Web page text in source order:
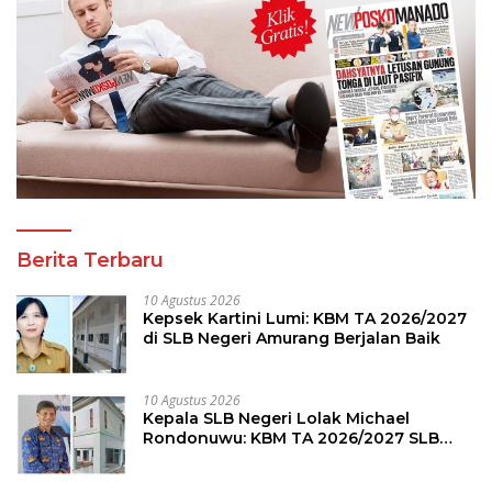
Berita Terbaru
10 Agustus 2026
Kepsek Kartini Lumi: KBM TA 2026/2027
di SLB Negeri Amurang Berjalan Baik
10 Agustus 2026
Kepala SLB Negeri Lolak Michael
Rondonuwu: KBM TA 2026/2027 SLB